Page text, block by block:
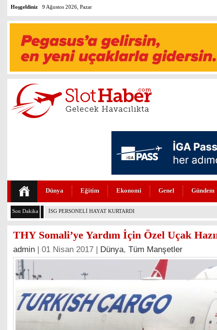
Hoşgeldiniz 9 Ağustos 2026, Pazar
Dünya Eğitim Ekonomi Genel Gündem
Son Dakika PEGASUS’TAN HUKUKTA YAPAY ZEKA DEVRİMİ
THY Somali’ye Yardım İçin Özel Uçak
admin | 01 Nisan 2017 | Dünya, Tüm Manşetler